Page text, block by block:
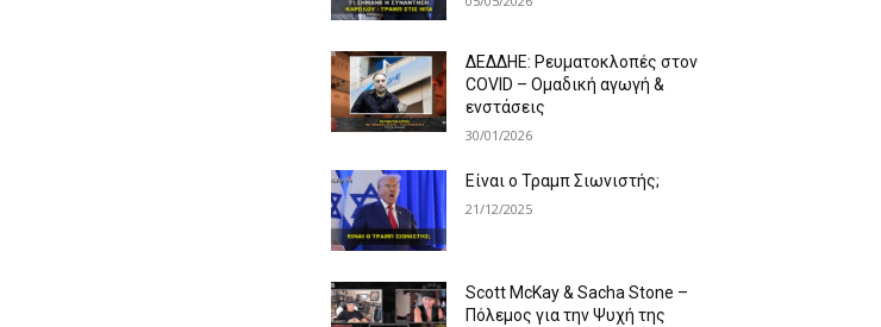
ΔΕΔΔΗΕ: Ρευματοκλοπές στον
COVID – Ομαδική αγωγή &
ενστάσεις
30/01/2026
Είναι ο Τραμπ Σιωνιστής;
21/12/2025
Scott McKay & Sacha Stone –
Πόλεμος για την Ψυχή της